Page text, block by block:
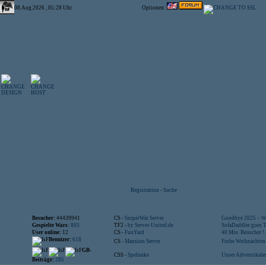
08.Aug.2026 , 05:28 Uhr Optionen:
Registration - Suche
Besucher: 44439941 CS - SniperWar Server
Goodbye 2025 –
Gespielte Wars: 803 TF2 - by Server-United.de
SofaDaddler goes
User online: 12 CS - FunYard
40 Mio. Beuscher
Benutzer: 618 CS - Mansion Server
Frohe
GB-
Beiträge: 285
CSS - Spelunke Unser